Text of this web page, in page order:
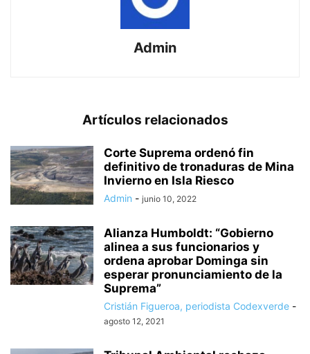
Admin
Artículos relacionados
Corte Suprema ordenó fin
definitivo de tronaduras de Mina
Invierno en Isla Riesco
Admin - junio 10, 2022
Alianza Humboldt: “Gobierno
alinea a sus funcionarios y
ordena aprobar Dominga sin
esperar pronunciamiento de la
Suprema”
Cristián Figueroa, periodista Codexverde -
agosto 12, 2021